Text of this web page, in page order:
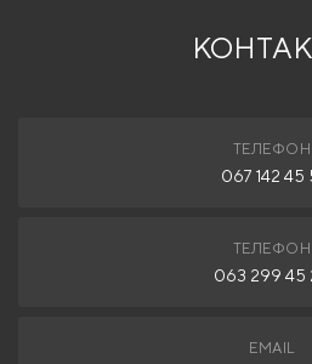
ТЕЛЕФОН
067 142 45
ТЕЛЕФОН
063 299 45
EMAIL